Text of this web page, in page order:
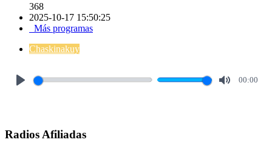
368
2025-10-17 15:50:25
Más programas
Chaskinakuy
00:00
Radios Afiliadas